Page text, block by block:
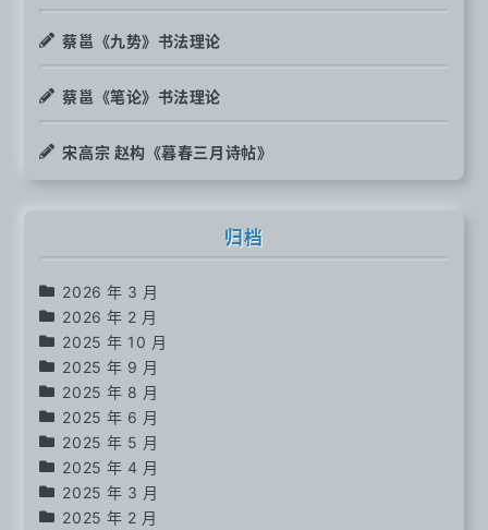
蔡邕《九势》书法理论
蔡邕《笔论》书法理论
宋高宗 赵构《暮春三月诗帖》
归档
2026 年 3 月
2026 年 2 月
2025 年 10 月
2025 年 9 月
2025 年 8 月
2025 年 6 月
2025 年 5 月
2025 年 4 月
2025 年 3 月
2025 年 2 月